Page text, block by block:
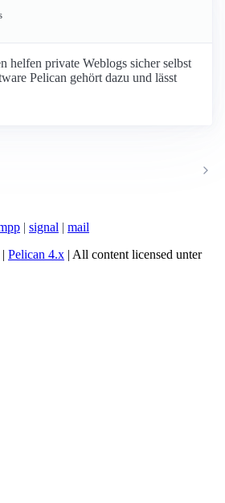
helfen private Weblogs sicher selbst
Pelican gehört dazu und lässt
| signal | mail
| Pelican 4.x | All content licensed unter